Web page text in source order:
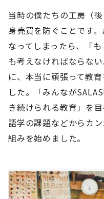
当時の僕たちの工房（
身売買を防ぐことです
なってしまったら、「
も考えなければならな
に、本当に頑張って教
した。「みんなが
き続けられる教育」を
語学の課題などからカ
組みを始めました。